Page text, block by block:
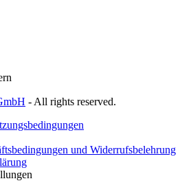
- All rights reserved.
und Widerrufsbelehrung